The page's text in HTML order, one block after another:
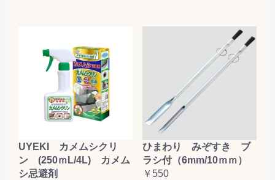
UYEKI カメムシクリ
ン (250ｍL/4L) カメム
シ忌避剤
ひまわり みぞすき ブ
ラシ付（6mm/10ｍｍ）
￥550